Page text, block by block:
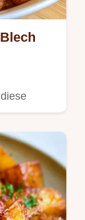
Textur hilft